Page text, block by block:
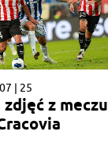
| 25
zdjęć z meczu